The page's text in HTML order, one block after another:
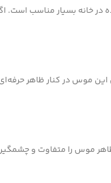
خانه بسیار مناسب است.
در کنار ظاهر حرفه‌ای
موس را متفاوت و چشمگیر